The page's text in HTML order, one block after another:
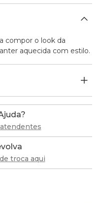
compor o look da
aquecida com estilo.
troca aqui